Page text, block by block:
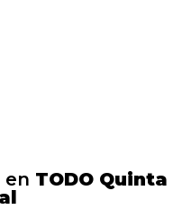
en TODO Quinta